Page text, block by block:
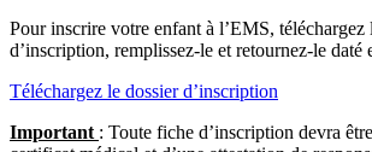
Pour inscrire votre enfant à l’EMS, téléchargez
d’inscription, remplissez-le et retournez-le daté
Téléchargez le dossier d’inscription
Important : Toute fiche d’inscription devra